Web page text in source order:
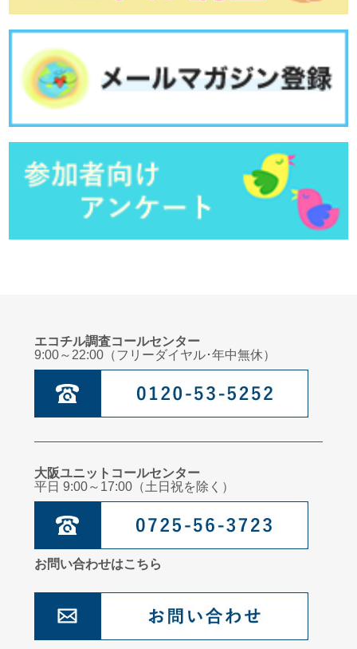
エコチル調査コールセンター
9:00～22:00（フリーダイヤル･年中無休）
大阪ユニットコールセンター
平日 9:00～17:00（土日祝を除く）
お問い合わせはこちら